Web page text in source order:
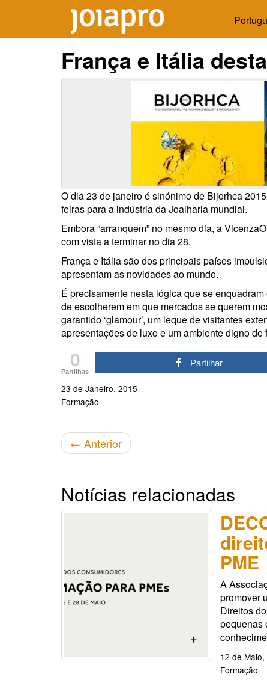
França e Itália
O dia 23 de janeiro é sinónimo de Bijorhca
feiras para a indústria da Joalharia mundial.
Embora “arranquem” no mesmo dia, a
com vista a terminar no dia 28.
França e Itália são dos principais países
apresentam as novidades ao mundo.
É precisamente nesta lógica que se
de escolherem em que mercados se querem
garantido ‘glamour’, um leque de visitantes
apresentações de luxo e um ambiente digno de
0
Partilhas
Partilhar
23 de Janeiro, 2015
Formação
← Anterior
Notícias relacionadas
PME
A
promover
Direitos
pequenas
12 de Maio,
Formação